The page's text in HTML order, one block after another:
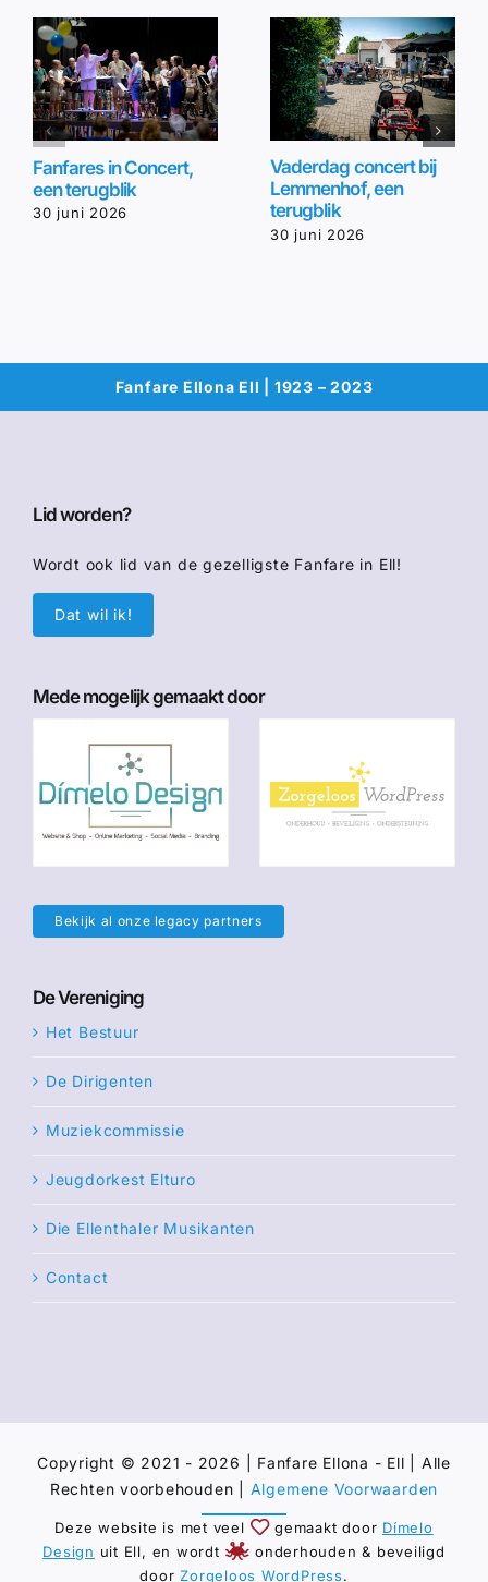
Fanfares in Concert,
een terugblik
30 juni 2026
Vaderdag concert bij
Lemmenhof, een
terugblik
30 juni 2026
Fanfare Ellona Ell | 1923 – 2023
Lid worden?
Wordt ook lid van de gezelligste Fanfare in Ell!
Dat wil ik!
Mede mogelijk gemaakt door
Bekijk al onze legacy partners
De Vereniging
Het Bestuur
De Dirigenten
Muziekcommissie
Jeugdorkest Elturo
Die Ellenthaler Musikanten
Contact
Copyright © 2021 - 2026 | Fanfare Ellona - Ell | Alle
Rechten voorbehouden | Algemene Voorwaarden
Deze website is met veel gemaakt door Dímelo
Design uit Ell, en wordt
onderhouden & beveiligd
doorZorgeloos WordPress.